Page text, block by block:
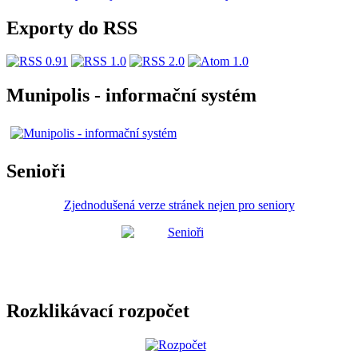
Exporty do RSS
Munipolis - informační systém
Senioři
Zjednodušená verze stránek nejen pro seniory
Rozklikávací rozpočet